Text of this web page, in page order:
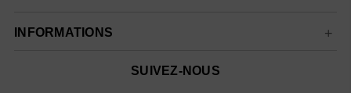
INFORMATIONS
SUIVEZ-NOUS